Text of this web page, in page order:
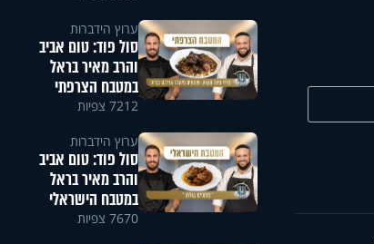
ערוץ הידברות
סול פוד: טום אביב
והרב מאיר בראל
במטבח הצרפתי
7212 צפיות
ערוץ הידברות
סול פוד: טום אביב
והרב מאיר בראל
במטבח הישראלי
7670 צפיות